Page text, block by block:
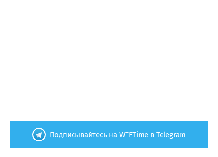
Подписывайтесь на WTFTime в Telegram